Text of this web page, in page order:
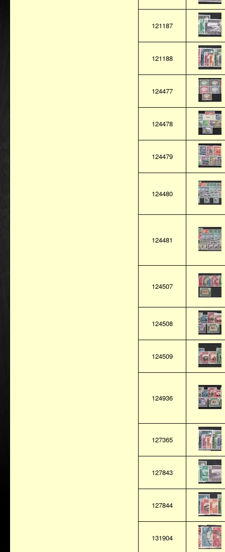
121187
121188
124477
124478
124479
124480
124481
124507
124508
124509
124936
127365
127843
127844
131904